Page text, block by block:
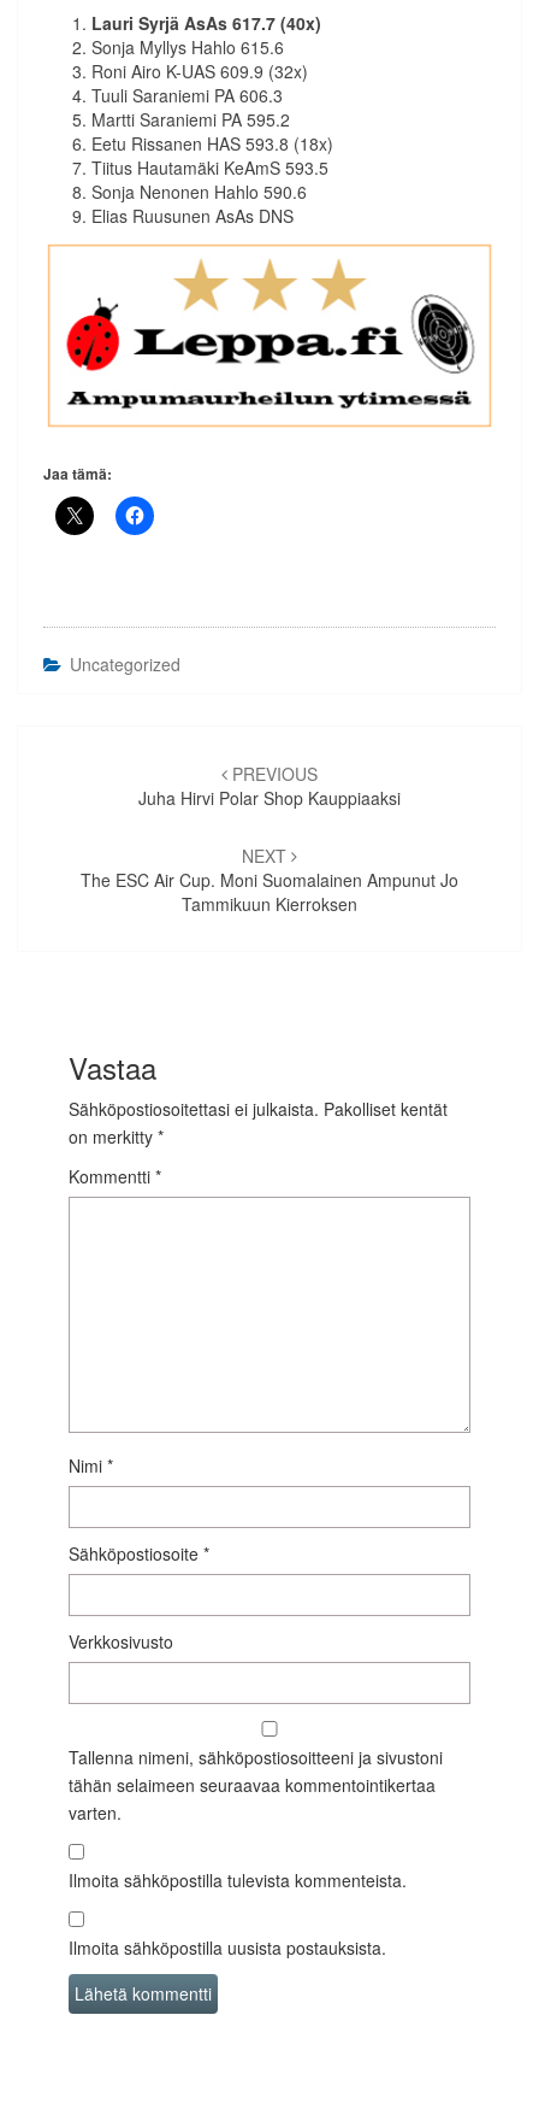
Lauri Syrjä AsAs 617.7 (40x)
Sonja Myllys Hahlo 615.6
Roni Airo K-UAS 609.9 (32x)
Tuuli Saraniemi PA 606.3
Martti Saraniemi PA 595.2
Eetu Rissanen HAS 593.8 (18x)
Tiitus Hautamäki KeAmS 593.5
Sonja Nenonen Hahlo 590.6
Elias Ruusunen AsAs DNS
Jaa tämä:
Uncategorized
PREVIOUS
Juha Hirvi Polar Shop Kauppiaaksi
NEXT
The ESC Air Cup. Moni Suomalainen Ampunut Jo
Tammikuun Kierroksen
Vastaa
Sähköpostiosoitettasi ei julkaista. Pakolliset kentät
on merkitty *
Kommentti *
Nimi *
Sähköpostiosoite *
Verkkosivusto
Tallenna nimeni, sähköpostiosoitteeni ja sivustoni
tähän selaimeen seuraavaa kommentointikertaa
varten.
Ilmoita sähköpostilla tulevista kommenteista.
Ilmoita sähköpostilla uusista postauksista.